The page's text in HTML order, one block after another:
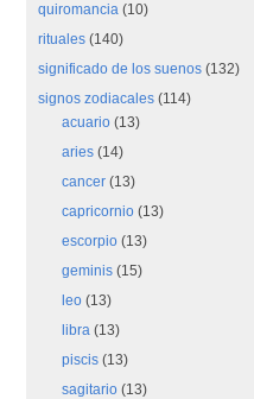
quiromancia (10)
rituales (140)
significado de los suenos (132)
signos zodiacales (114)
acuario (13)
aries (14)
cancer (13)
capricornio (13)
escorpio (13)
geminis (15)
leo (13)
libra (13)
piscis (13)
sagitario (13)